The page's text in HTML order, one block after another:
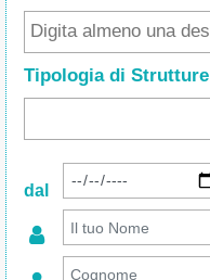
Tipologia di Strutture
dal